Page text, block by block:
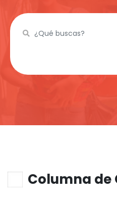
Columna de